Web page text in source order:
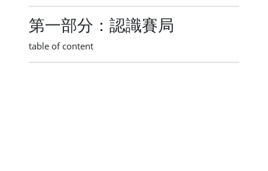
第一部分：認識賽局
table of content